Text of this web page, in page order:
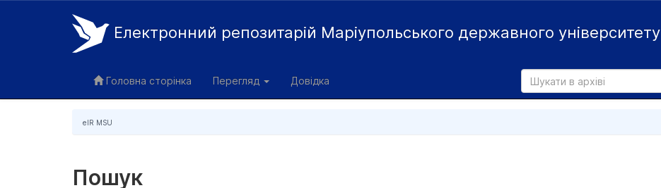
Електронний репозитарій Маріупольського державного університету
Головна сторінка Перегляд Довідка
eIR MSU
Пошук